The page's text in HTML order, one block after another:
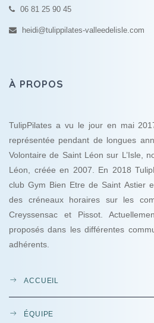
06 81 25 90 45
heidi@tulippilates-valleedelisle.com
À PROPOS
TulipPilates a vu le jour en mai
représentée pendant de longues
Volontaire de Saint Léon sur L’Isle,
Léon, créée en 2007. En 2018
club Gym Bien Etre de Saint Astier
des créneaux horaires sur les
Creyssensac et Pissot.
proposés dans les différentes
adhérents.
ACCUEIL
ÉQUIPE